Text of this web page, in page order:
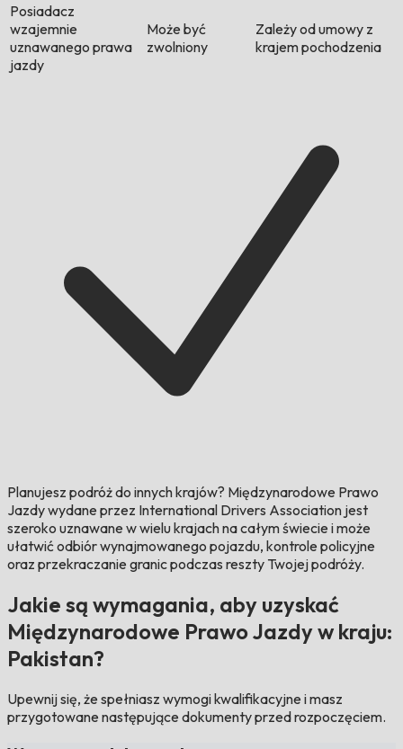
Posiadacz
wzajemnie
uznawanego prawa
jazdy
Może być
zwolniony
Zależy od umowy z
krajem pochodzenia
Planujesz podróż do innych krajów? Międzynarodowe Prawo
Jazdy wydane przez International Drivers Association jest
szeroko uznawane w wielu krajach na całym świecie i może
ułatwić odbiór wynajmowanego pojazdu, kontrole policyjne
oraz przekraczanie granic podczas reszty Twojej podróży.
Jakie są wymagania, aby uzyskać
Międzynarodowe Prawo Jazdy w kraju:
Pakistan?
Upewnij się, że spełniasz wymogi kwalifikacyjne i masz
przygotowane następujące dokumenty przed rozpoczęciem.